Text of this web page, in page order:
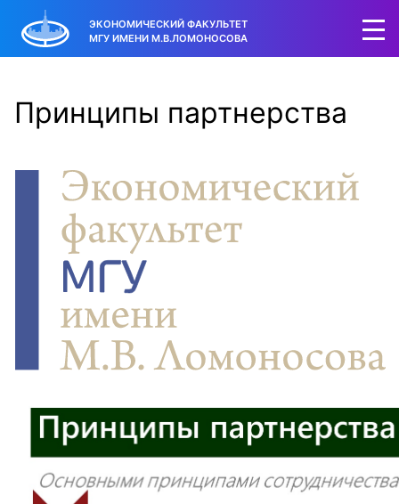
ЭКОНОМИЧЕСКИЙ ФАКУЛЬТЕТ
МГУ ИМЕНИ М.В.ЛОМОНОСОВА
Принципы партнерства